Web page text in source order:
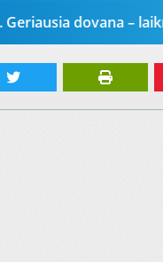
dovana – laikraštis!